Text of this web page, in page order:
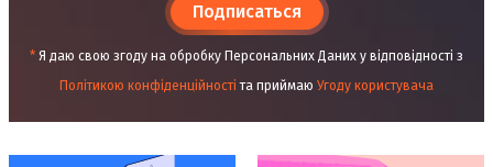
Подписаться
* Я даю свою згоду на обробку Персональних Даних у відповідності з
Політикою конфіденційності та приймаю Угоду користувача